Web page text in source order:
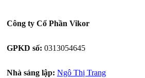
Công ty Cổ Phần Vikor
GPKD số: 0313054645
Nhà sáng lập: Ngô Thị Trang